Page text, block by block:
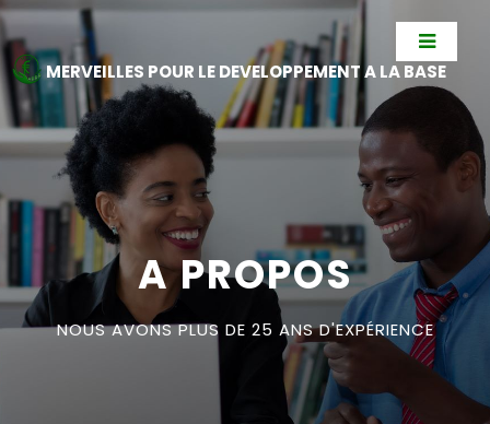
MERVEILLES POUR LE DEVELOPPEMENT A LA BASE
A PROPOS
NOUS AVONS PLUS DE 25 ANS D'EXPÉRIENCE